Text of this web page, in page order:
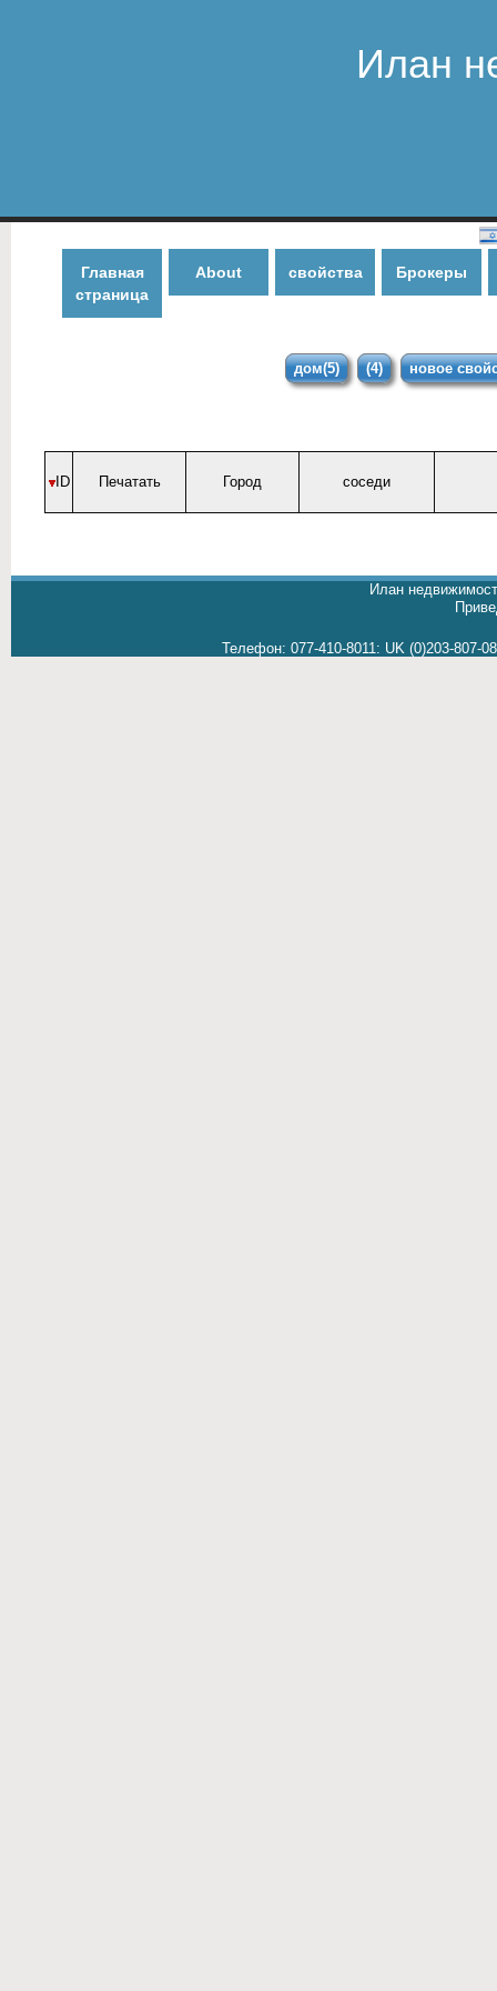
Илан
Главная
страница
About свойства Брокеры
дом(5) (4) новое
ID Печатать Город соседи
Илан
Телефон: 077-410-8011: UK (0)203-807-